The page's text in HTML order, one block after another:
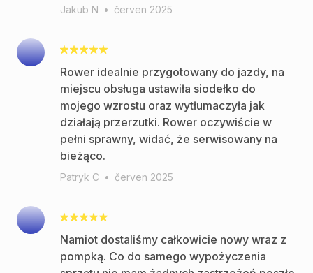
Jakub N • červen 2025
Rower idealnie przygotowany do jazdy, na
miejscu obsługa ustawiła siodełko do
mojego wzrostu oraz wytłumaczyła jak
działają przerzutki. Rower oczywiście w
pełni sprawny, widać, że serwisowany na
bieżąco.
Patryk C • červen 2025
Namiot dostaliśmy całkowicie nowy wraz z
pompką. Co do samego wypożyczenia